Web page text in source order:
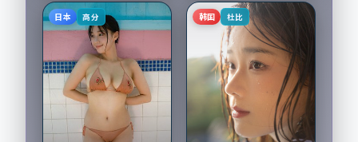
等演员亦参与重要戏
份。故事围绕当代...
员亦参与重要戏份。
故事围绕当代都市...
日本 高分 韩国 杜比